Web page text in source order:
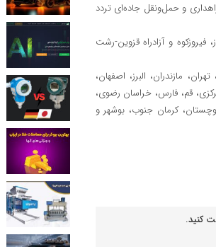
و حمل‌ونقل جاده‌ای تردد
و آزادراه قزوین-رشت
مازندران، البرز، اصفهان،
قم، فارس، خراسان رضوی،
کرمان جنوب، بوشهر و
کنید.